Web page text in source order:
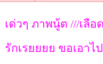
เด่วๆ ภาพนู้ต ///เลือ
รักเรยยยย ขอเอาไ